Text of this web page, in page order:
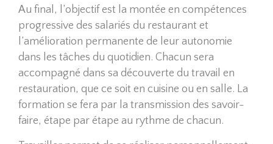
Au final, l’objectif est la montée en compétences
progressive des salariés du restaurant et
l’amélioration permanente de leur autonomie
dans les tâches du quotidien. Chacun sera
accompagné dans sa découverte du travail en
restauration, que ce soit en cuisine ou en salle. La
formation se fera par la transmission des savoir-
faire, étape par étape au rythme de chacun.